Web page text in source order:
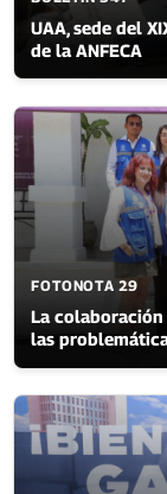
UAA, sede del
de la ANFECA
FOTONOTA 29
La
las